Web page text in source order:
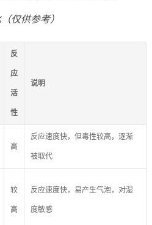
仅供参考）
反
应
活
性
说明
高
反应速度快，但毒性较高，逐渐
被取代
较
高
反应速度快，易产生气泡，对湿
度敏感